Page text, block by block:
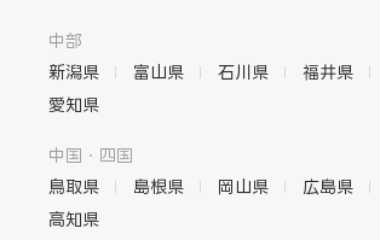
中部
新潟県
富山県 石川県 福井県
愛知県
中国・四国
鳥取県
島根県 岡山県 広島県
高知県